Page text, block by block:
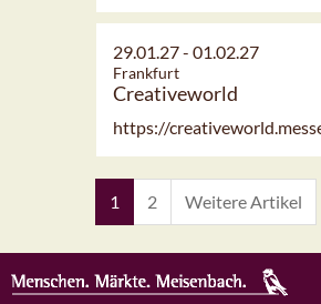
29.01.27- 01.02.27
Frankfurt
Creativeworld
https://
1 2 Weitere Artikel